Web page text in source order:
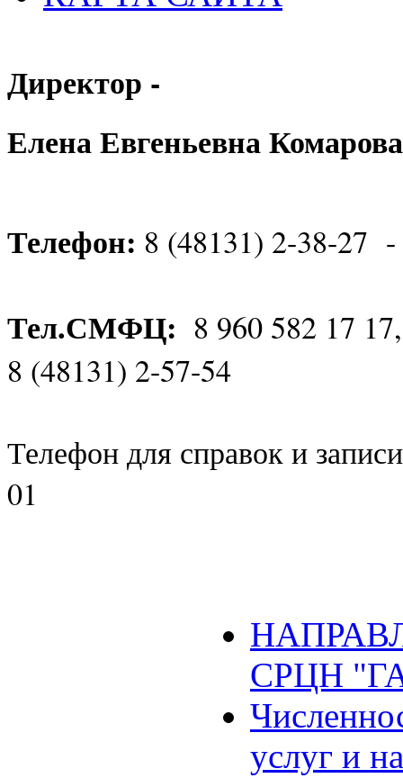
Директор -
Елена Евгеньевна Комарова
Телефон: 8 (48131) 2-38-27 -
Тел.СМФЦ: 8 960 582 17
8 (48131) 2-57-54
Телефон для справок и
01
СРЦН
услуг и